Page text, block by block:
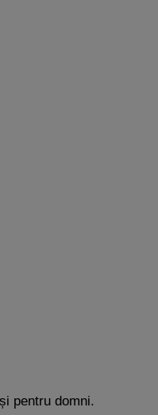
pentru domni.